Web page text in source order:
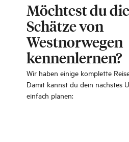
Möchtest du
Schätze von
Westnorwegen
kennenlernen?
Wir haben einige komplette
Damit kannst du dein nächstes
einfach planen: